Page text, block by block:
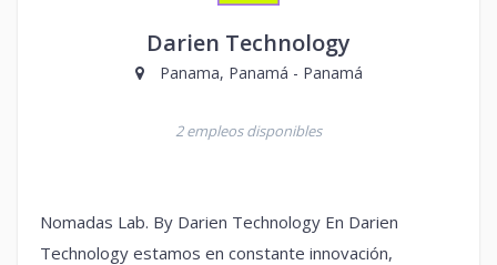
Darien Technology
Panama, Panamá - Panamá
2 empleos disponibles
Nomadas Lab. By Darien Technology En Darien
Technology estamos en constante innovación,